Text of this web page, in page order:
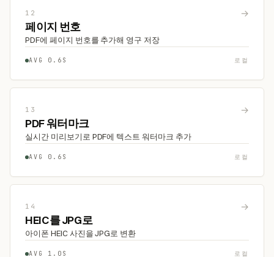
12 →
페이지 번호
PDF에 페이지 번호를 추가해 영구 저장
AVG 0.6S 로컬
13 →
PDF 워터마크
실시간 미리보기로 PDF에 텍스트 워터마크 추가
AVG 0.6S 로컬
14 →
HEIC를 JPG로
아이폰 HEIC 사진을 JPG로 변환
AVG 1.0S 로컬